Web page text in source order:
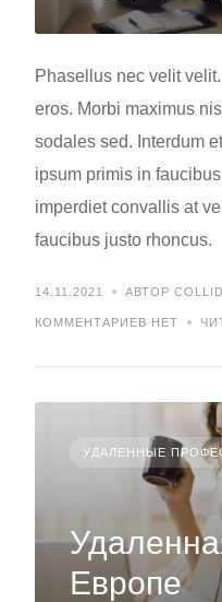
Phasellus nec velit
eros. Morbi maximus
sodales sed. Interdum
ipsum primis in
imperdiet convallis at
faucibus justo rhoncus.
14.11.2021 АВТОР
КОММЕНТАРИЕВ НЕТ
УДАЛЕННЫЕ
Европе